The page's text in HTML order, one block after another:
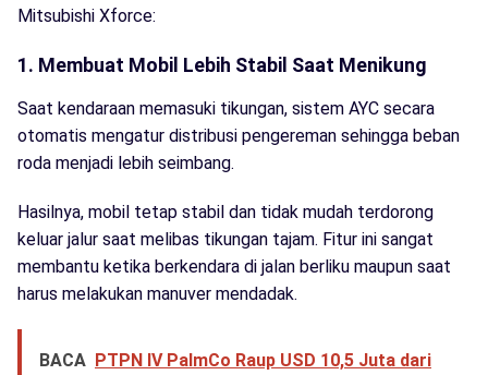
Mitsubishi Xforce:
1. Membuat Mobil Lebih Stabil Saat Menikung
Saat kendaraan memasuki tikungan, sistem AYC secara
otomatis mengatur distribusi pengereman sehingga beban
roda menjadi lebih seimbang.
Hasilnya, mobil tetap stabil dan tidak mudah terdorong
keluar jalur saat melibas tikungan tajam. Fitur ini sangat
membantu ketika berkendara di jalan berliku maupun saat
harus melakukan manuver mendadak.
BACA PTPN IV PalmCo Raup USD 10,5 Juta dari